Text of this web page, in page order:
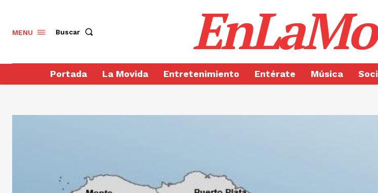
MENU Buscar
Portada La Movida Entretenimiento Entérate Música